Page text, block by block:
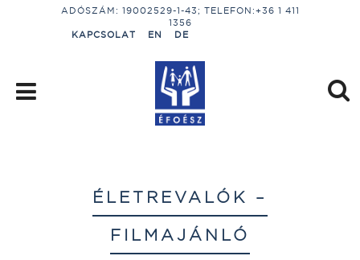
ADÓSZÁM: 19002529-1-43; TELEFON:+36 1 411
1356
KAPCSOLAT
EN DE
ÉLETREVALÓK –
FILMAJÁNLÓ